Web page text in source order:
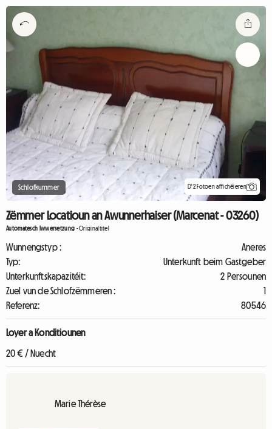
Schlofkummer D'2 Fotoen affichéieren
Zëmmer Locatioun an Awunnerhaiser (Marcenat - 03260)
Automatesch Iwwersetzung -Originaltitel
Wunnengstyp :
Aneres
Typ:
Unterkunft beim Gastgeber
Unterkunftskapazitéit:
2 Persounen
Zuel vun de Schlofzëmmeren :
1
Referenz:
80546
Loyer a Konditiounen
20 € / Nuecht
Marie Thérèse